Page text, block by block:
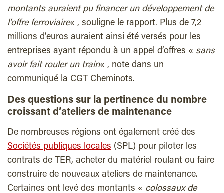
montants auraient pu financer un développement de
l’offre ferroviaire« , souligne le rapport. Plus de 7,2
millions d’euros auraient ainsi été versés pour les
entreprises ayant répondu à un appel d’offres « sans
avoir fait rouler un train« , note dans un
communiqué la CGT Cheminots.
Des questions sur la pertinence du nombre
croissant d’ateliers de maintenance
De nombreuses régions ont également créé des
Sociétés publiques locales (SPL) pour piloter les
contrats de TER, acheter du matériel roulant ou faire
construire de nouveaux ateliers de maintenance.
Certaines ont levé des montants « colossaux de